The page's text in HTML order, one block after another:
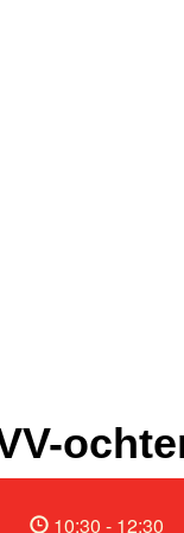
10:30 - 12:30